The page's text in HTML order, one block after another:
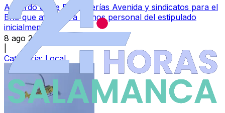
Acuerdo entre Perfumerías Avenida y sindicatos para el
ERE que afectará a menos personal del estipulado
inicialmente
8 ago 2026
Categoría:Local